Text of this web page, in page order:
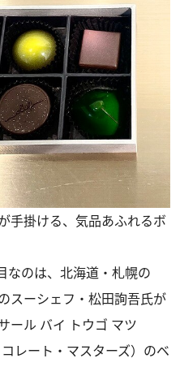
手掛ける、気品あふれるボ
のは、北海道・札幌の
スーシェフ・松田詢吾氏が
ール バイ トウゴ マツ
レート・マスターズ）のベ